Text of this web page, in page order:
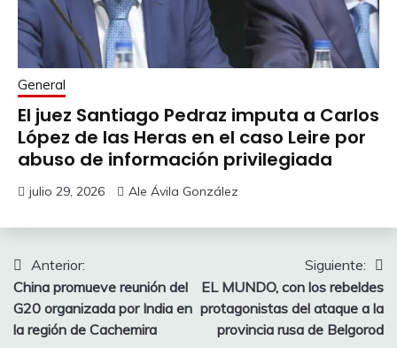
General
El juez Santiago Pedraz imputa a Carlos
López de las Heras en el caso Leire por
abuso de información privilegiada
julio 29, 2026 Ale Ávila González
Navegación
de
entradas
Anterior:
China promueve reunión del
G20 organizada por India en
la región de Cachemira
Siguiente:
EL MUNDO, con los rebeldes
protagonistas del ataque a la
provincia rusa de Belgorod